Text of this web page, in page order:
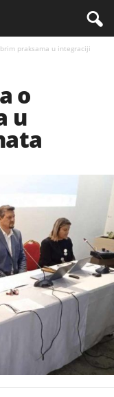
praksama u integraciji
o
u